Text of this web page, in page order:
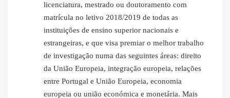
licenciatura, mestrado ou doutoramento com
matrícula no letivo 2018/2019 de todas as
instituições de ensino superior nacionais e
estrangeiras, e que visa premiar o melhor trabalho
de investigação numa das seguintes áreas: direito
da União Europeia, integração europeia, relações
entre Portugal e União Europeia, economia
europeia ou união económica e monetária. Mais